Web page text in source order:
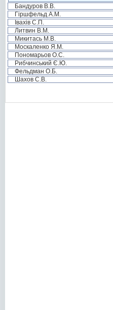
Бандуров В.В.
Гіршфельд А.М.
Івахів С.П.
Литвин В.М.
Микитась М.В.
Москаленко Я.М.
Пономарьов О.С.
Рибчинський Є.Ю.
Фельдман О.Б.
Шахов С.В.